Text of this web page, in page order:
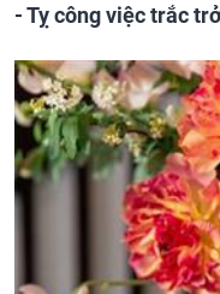
- Tỵ công việc trắc